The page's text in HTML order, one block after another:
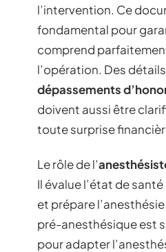
l’intervention. Ce
fondamental pour
comprend
l’opération. Des
dépassements
doivent aussi être
toute surprise
Le rôle de l’
Il évalue l’état de
et prépare
pré-anesthésique est
pour adapter